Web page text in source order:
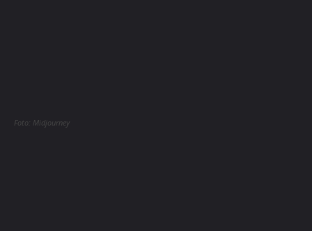
Foto: Midjourney